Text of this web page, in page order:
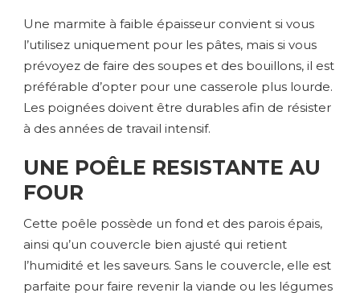
Une marmite à faible épaisseur convient si vous
l’utilisez uniquement pour les pâtes, mais si vous
prévoyez de faire des soupes et des bouillons, il est
préférable d’opter pour une casserole plus lourde.
Les poignées doivent être durables afin de résister
à des années de travail intensif.
UNE POÊLE RESISTANTE AU
FOUR
Cette poêle possède un fond et des parois épais,
ainsi qu’un couvercle bien ajusté qui retient
l’humidité et les saveurs. Sans le couvercle, elle est
parfaite pour faire revenir la viande ou les légumes